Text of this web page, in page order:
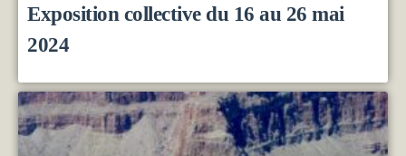
Exposition collective du 16 au 26 mai
2024